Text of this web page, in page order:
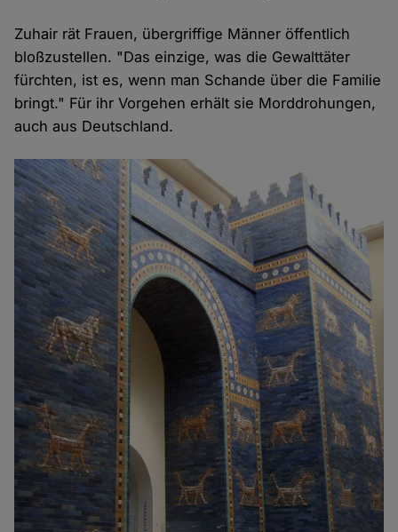
Zuhair rät Frauen, übergriffige Männer öffentlich
bloßzustellen. "Das einzige, was die Gewalttäter
fürchten, ist es, wenn man Schande über die Familie
bringt." Für ihr Vorgehen erhält sie Morddrohungen,
auch aus Deutschland.